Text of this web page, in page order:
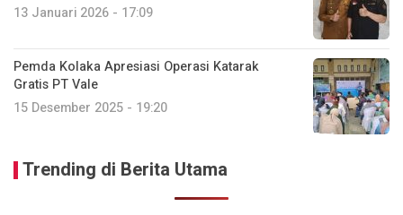
13 Januari 2026 - 17:09
Pemda Kolaka Apresiasi Operasi Katarak
Gratis PT Vale
15 Desember 2025 - 19:20
Trending di Berita Utama